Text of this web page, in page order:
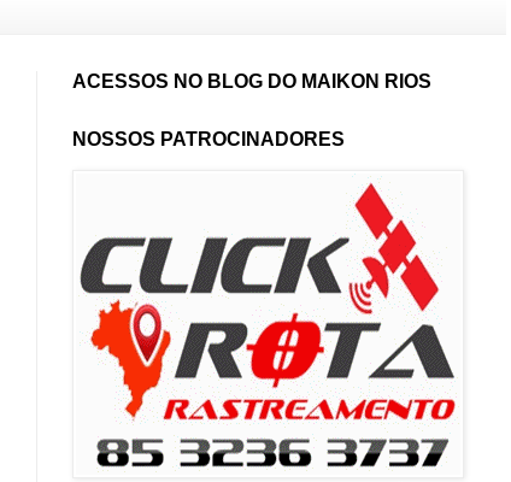
ACESSOS NO BLOG DO MAIKON RIOS
NOSSOS PATROCINADORES